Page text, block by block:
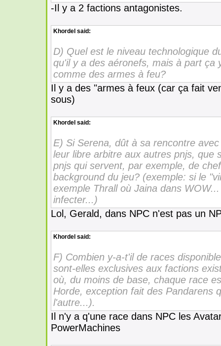
-Il y a 2 factions antagonistes.
Khordel said:
D) Quel est le niveau technologique
qu'il y a des aéronefs, mais à part ça
comme des armes à feu?
Il y a des "armes à feux (car ça fait
sous)
Khordel said:
E) Si Serena, dût à sa rencontre
leur libre arbitre aux autres pnjs, que
pnjs qui servent, par exemple, de
background du jeu? (exemple: si le
exemple Thrall où Jaina dans
infecter...)
Lol, Gerald, dans NPC n'est pas un
Khordel said:
F) Combien y-a-t'il de races
sont-elles exclusives aux factions
où, du moins de base, chaque race
Horde, exception fait des Pandarens
l'autre...).
Il n'y a q'une race dans NPC les
PowerMachines